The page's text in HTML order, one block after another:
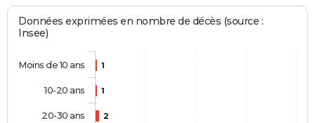
Données exprimées en nombre de décès (source :
Insee)
1
1
2
Moins de 10 ans
10-20 ans
20-30 ans